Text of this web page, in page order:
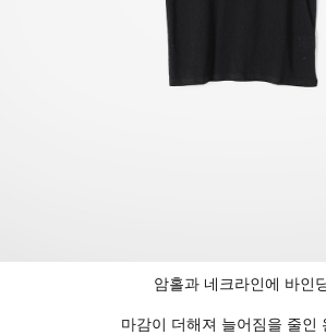
암홀과 네크라인에 바인
마감이 더해져 늘어짐을 줄인